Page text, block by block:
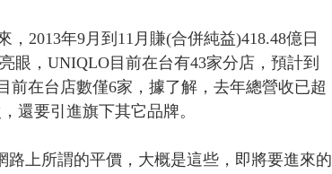
2013年9月到11月賺(合併純益)418.48億日
眼，UNIQLO目前在台有43家分店，預計到
前在台店數僅6家，據了解，去年總營收已超
還要引進旗下其它品牌。
上所謂的平價，大概是這些，即將要進來的